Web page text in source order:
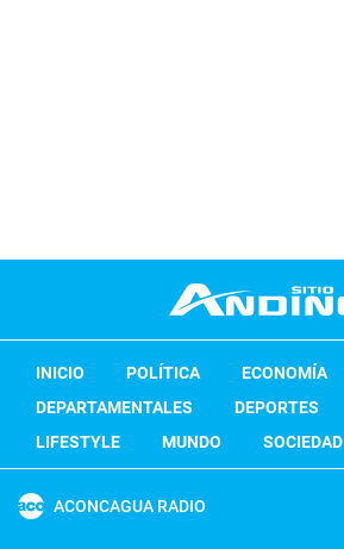
INICIO POLÍTICA ECONOMÍA
DEPARTAMENTALES
DEPORTES
LIFESTYLE
MUNDO SOCIEDAD
ACONCAGUA RADIO